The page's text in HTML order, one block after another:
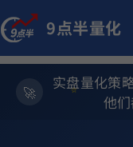
9点半量化
⭐
实盘量化策
他
6月15日开始实盘
9月17日开始实盘